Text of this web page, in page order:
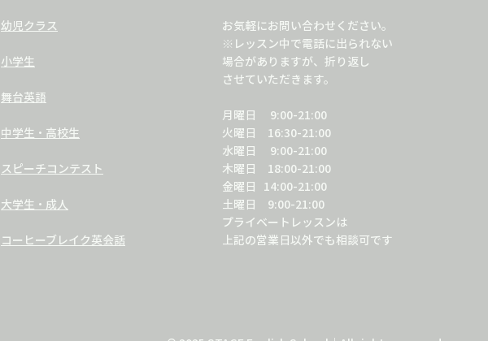
幼児クラス
小学生
舞台英語
中学生・高校生
スピーチコンテスト
大学生・成人
コーヒーブレイク英会話
お気軽にお問い合わせください。
※レッスン中で電話に出られない
場合がありますが、折り返し
​させていただきます。
月曜日 9:00-21:00
火曜日 16:30-21:00
水曜日 9:00-21:00
​木曜日 18:00-21:00
金曜日 14:00-21:00
土曜日 9:00-21:00
プライベートレッスンは
​上記の営業日以外でも相談可です